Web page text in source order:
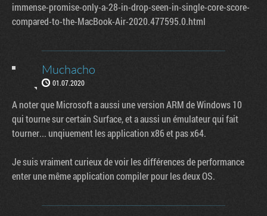
immense-promise-only-a-28-in-drop-seen-in-single-core-score-
compared-to-the-MacBook-Air-2020.477595.0.html
Muchacho
01.07.2020
A noter que Microsoft a aussi une version ARM de Windows 10
qui tourne sur certain Surface, et a aussi un émulateur qui fait
tourner... unqiuement les application x86 et pas x64.
Je suis vraiment curieux de voir les différences de performance
enter une même application compiler pour les deux OS.